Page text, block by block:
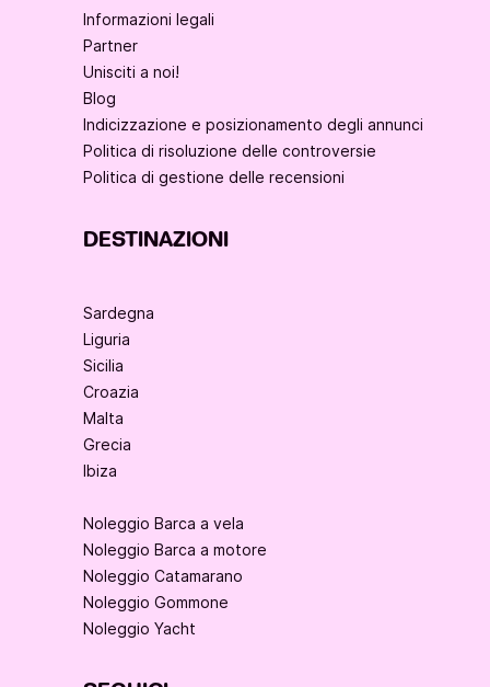
Informazioni legali
Partner
Unisciti a noi!
Blog
Indicizzazione e posizionamento degli annunci
Politica di risoluzione delle controversie
Politica di gestione delle recensioni
DESTINAZIONI
Sardegna
Liguria
Sicilia
Croazia
Malta
Grecia
Ibiza
Noleggio Barca a vela
Noleggio Barca a motore
Noleggio Catamarano
Noleggio Gommone
Noleggio Yacht